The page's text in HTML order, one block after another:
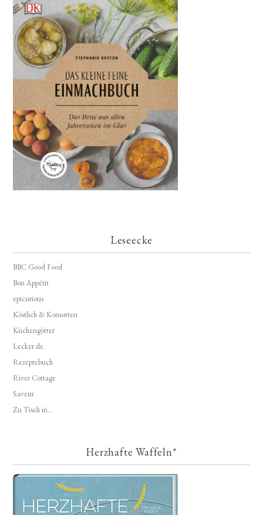
Leseecke
BBC Good Food
Bon Appétit
epicurious
Köstlich & Konsorten
Küchengötter
Lecker.de
Rezeptebuch
River Cottage
Saveur
Zu Tisch in...
Herzhafte Waffeln*